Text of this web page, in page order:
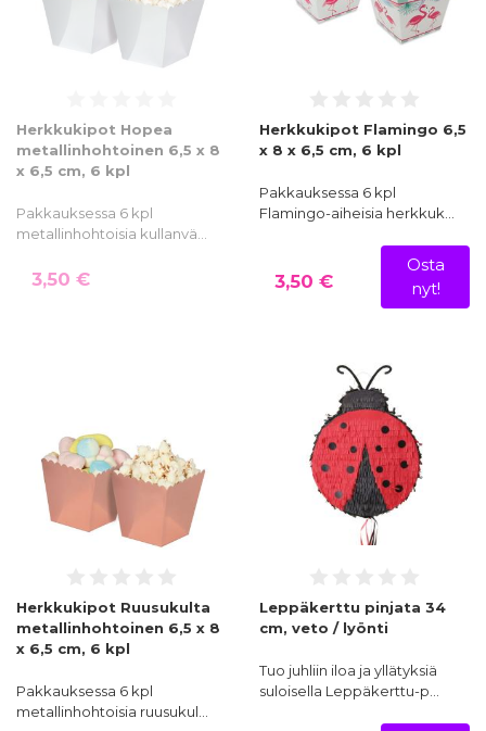
Herkkukipot Hopea
metallinhohtoinen 6,5 x 8
x 6,5 cm, 6 kpl
Pakkauksessa 6 kpl
metallinhohtoisia kullanvä…
3,50 €
Herkkukipot Flamingo 6,5
x 8 x 6,5 cm, 6 kpl
Pakkauksessa 6 kpl
Flamingo-aiheisia herkkuk…
3,50 €
Osta
nyt!
Herkkukipot Ruusukulta
metallinhohtoinen 6,5 x 8
x 6,5 cm, 6 kpl
Pakkauksessa 6 kpl
metallinhohtoisia ruusukul…
Leppäkerttu pinjata 34
cm, veto / lyönti
Tuo juhliin iloa ja yllätyksiä
suloisella Leppäkerttu-p…